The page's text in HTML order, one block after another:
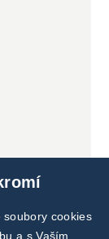
soubory cookies
a s Vaším